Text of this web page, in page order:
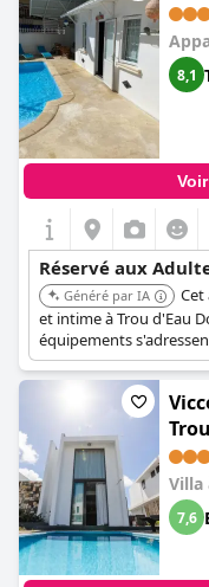
8,1
Réservé aux
Généré par IA
et intime à Trou d'Eau
équipements
privé et confortable.
Villa
7,6